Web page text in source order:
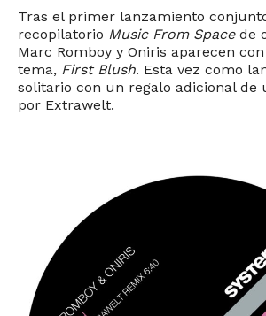
Tras el primer lanzamiento
recopilatorio Music From Spacede
Marc Romboy y Oniris aparecen
tema, First Blush. Esta vez como
solitario con un regalo adicional de
por Extrawelt.